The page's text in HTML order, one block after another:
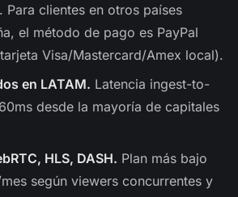
Para clientes en otros países
el método de pago es PayPal
Visa/Mastercard/Amex local).
en LATAM. Latencia ingest-to-
desde la mayoría de capitales
HLS, DASH. Plan más bajo
según viewers concurrentes y